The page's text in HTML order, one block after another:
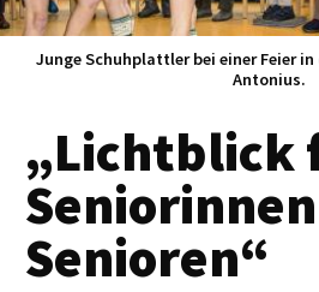
Junge Schuhplattler bei einer Feier
Antonius.
„Lichtblick
Senioren“